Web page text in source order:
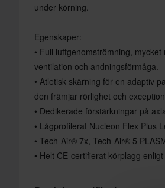
under körning.
Egenskaper:
• Full luftgenomströmning,
ventilation och andningsförmåga.
• Atletisk skärning för en adaptiv
den främjar rörlighet och
• Dedikerade förstärkningar på
• Lågprofilerat Nucleon Flex Plus
• Tech-Air® 7x, Tech-Air® 5
• Helt CE-certifierat körplagg